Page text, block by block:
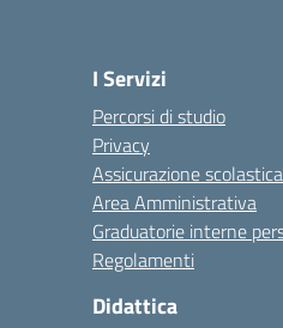
I Servizi
Percorsi di studio
Privacy
Assicurazione scolastica
Area Amministrativa
Graduatorie interne
Regolamenti
Didattica